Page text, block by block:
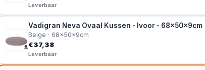
Leverbaar
Vadigran Neva Ovaal Kussen - Ivoor - 68x50x9cm
Beige · 68x50x9cm
€37,38
Leverbaar